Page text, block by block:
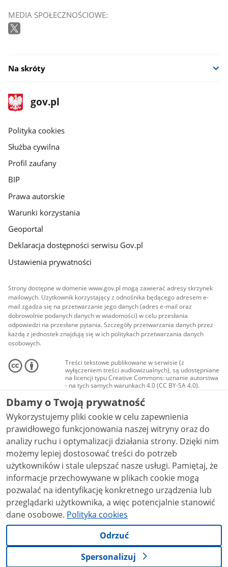
MEDIA SPOŁECZNOŚCIOWE:
Na skróty
stopka
gov.pl
Strona
gov.pl
gov.pl
Polityka cookies
Służba cywilna
Profil zaufany
BIP
Prawa autorskie
Warunki korzystania
Geoportal
Deklaracja dostępności serwisu Gov.pl
Ustawienia prywatności
Strony dostępne w domenie www.gov.pl mogą zawierać adresy skrzynek
mailowych. Użytkownik korzystający z odnośnika będącego adresem e-
mail zgadza się na przetwarzanie jego danych (adres e-mail oraz
dobrowolnie podanych danych w wiadomości) w celu przesłania
odpowiedzi na przesłane pytania. Szczegóły przetwarzania danych przez
każdą z jednostek znajdują się w ich politykach przetwarzania danych
osobowych.
Treści tekstowe publikowane w serwisie (z
wyłączeniem treści audiowizualnych), są udostępniane
na licencji typu Creative Commons: uznanie autorstwa
- na tych samych warunkach 4.0 (CC BY-SA 4.0).
Materiały audiowizualne, w tym zdjęcia, materiały
audio i wideo, są udostępniane na licencji typu
Creative Commons: uznanie autorstwa użycie
niekomercyjne - bez utworów zależnych 4.0 (CC BY-
NC-ND 4.0), o ile nie jest to stwierdzone inaczej.
Dbamy o Twoją prywatność
Wykorzystujemy pliki cookie w celu zapewnienia
prawidłowego funkcjonowania naszej witryny oraz do
analizy ruchu i optymalizacji działania strony. Dzięki nim
możemy lepiej dostosować treści do potrzeb
użytkowników i stale ulepszać nasze usługi. Pamiętaj, że
informacje przechowywane w plikach cookie mogą
pozwalać na identyfikację konkretnego urządzenia lub
przeglądarki użytkownika, a więc potencjalnie stanowić
dane osobowe. Polityka cookies
Odrzuć
Spersonalizuj